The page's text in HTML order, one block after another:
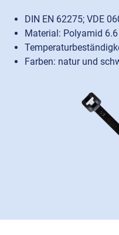
DIN EN 62275; VDE
Material: Polyamid
Farben: natur und